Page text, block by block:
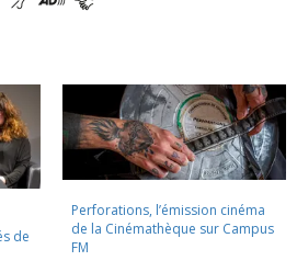
de
Perforations, l’émission cinéma
de la Cinémathèque sur Campus
FM